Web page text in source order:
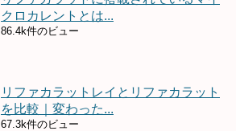
クロカレントとは...
86.4k件のビュー
リファカラットレイとリファカラット
を比較｜変わった...
67.3k件のビュー